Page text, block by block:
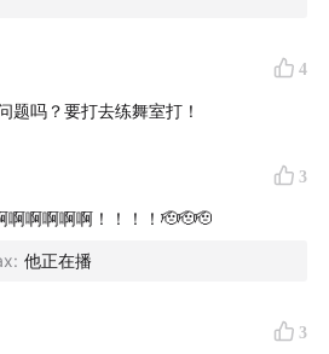
4
题吗？要打去练舞室打！
3
啊啊啊啊啊！！！！🫡🫡🫡
: 他正在播
3